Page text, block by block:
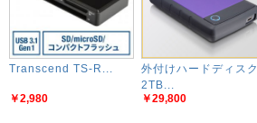
Transcend TS-R...
￥2,980
外付けハードディスク
2TB...
￥29,800